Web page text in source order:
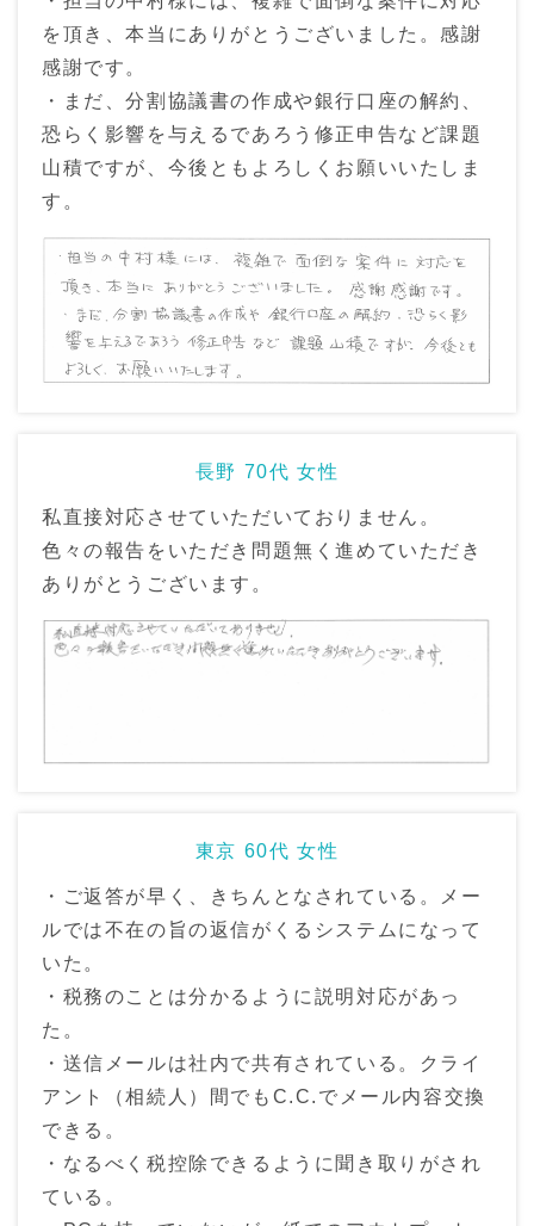
を頂き、本当にありがとうございました。感謝
感謝です。
・まだ、分割協議書の作成や銀行口座の解約、
恐らく影響を与えるであろう修正申告など課題
山積ですが、今後ともよろしくお願いいたしま
す。
長野 70代 女性
私直接対応させていただいておりません。
色々の報告をいただき問題無く進めていただき
ありがとうございます。
東京 60代 女性
・ご返答が早く、きちんとなされている。メー
ルでは不在の旨の返信がくるシステムになって
いた。
・税務のことは分かるように説明対応があっ
た。
・送信メールは社内で共有されている。クライ
アント（相続人）間でもC.C.でメール内容交換
できる。
・なるべく税控除できるように聞き取りがされ
ている。